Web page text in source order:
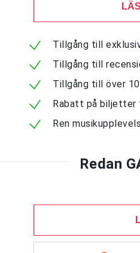
Tillgång till
Tillgång till
Tillgång till över
Rabatt på
Ren
Redan